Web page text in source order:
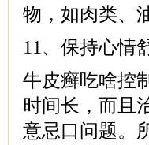
物，如肉类、
11、保持心情
牛皮癣吃啥控
时间长，而且
意忌口问题。